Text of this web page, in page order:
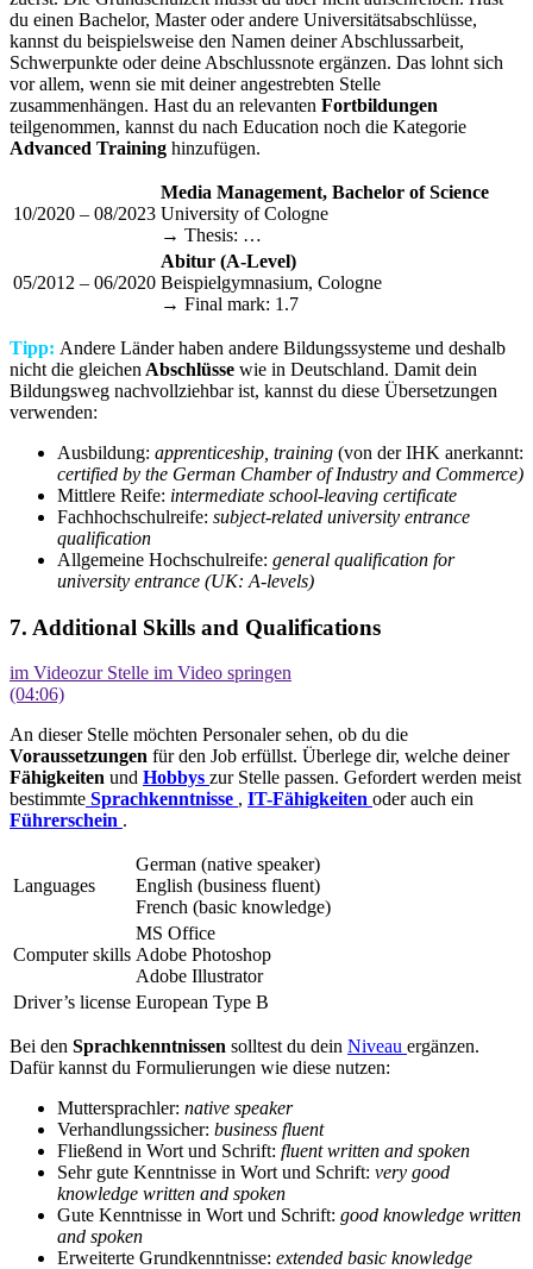
du einen Bachelor, Master oder andere Universitätsabschlüsse,
kannst du beispielsweise den Namen deiner Abschlussarbeit,
Schwerpunkte oder deine Abschlussnote ergänzen. Das lohnt sich
vor allem, wenn sie mit deiner angestrebten Stelle
zusammenhängen. Hast du an relevanten Fortbildungen
teilgenommen, kannst du nach Education noch die Kategorie
Advanced Training hinzufügen.
10/2020 – 08/2023
Media Management, Bachelor of Science
University of Cologne
→ Thesis: …
05/2012 – 06/2020
Abitur (A-Level)
Beispielgymnasium, Cologne
→ Final mark: 1.7
Tipp: Andere Länder haben andere Bildungssysteme und deshalb
nicht die gleichen Abschlüsse wie in Deutschland. Damit dein
Bildungsweg nachvollziehbar ist, kannst du diese Übersetzungen
verwenden:
Ausbildung: apprenticeship, training (von der IHK anerkannt:
certified by the German Chamber of Industry and Commerce)
Mittlere Reife: intermediate school-leaving certificate
Fachhochschulreife: subject-related university entrance
qualification
Allgemeine Hochschulreife: general qualification for
university entrance (UK: A-levels)
7. Additional Skills and Qualifications
im Videozur Stelle im Video springen
(04:06)
An dieser Stelle möchten Personaler sehen, ob du die
Voraussetzungen für den Job erfüllst. Überlege dir, welche deiner
Fähigkeiten und Hobbys zur Stelle passen. Gefordert werden meist
bestimmte Sprachkenntnisse , IT-Fähigkeiten oder auch ein
Führerschein .
Languages
German (native speaker)
English (business fluent)
French (basic knowledge)
Computer skills
MS Office
Adobe Photoshop
Adobe Illustrator
Driver’s license European Type B
Bei den Sprachkenntnissen solltest du dein Niveau ergänzen.
Dafür kannst du Formulierungen wie diese nutzen:
Muttersprachler: native speaker
Verhandlungssicher: business fluent
Fließend in Wort und Schrift: fluent written and spoken
Sehr gute Kenntnisse in Wort und Schrift: very good
knowledge written and spoken
Gute Kenntnisse in Wort und Schrift: good knowledge written
and spoken
Erweiterte Grundkenntnisse: extended basic knowledge